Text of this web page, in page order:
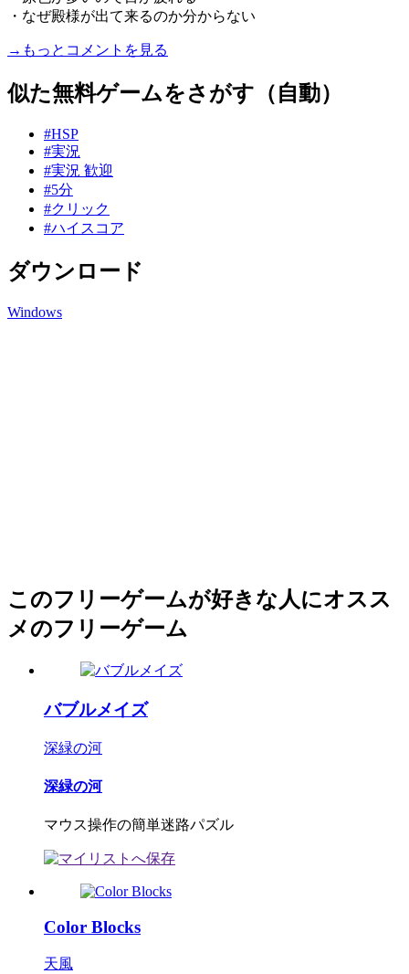
・なぜ殿様が出て来るのか分からない
→もっとコメントを見る
似た無料ゲームをさがす（自動）
#HSP
#実況
#実況 歓迎
#5分
#クリック
#ハイスコア
ダウンロード
Windows
このフリーゲームが好きな人にオスス
メのフリーゲーム
バブルメイズ
深緑の河
深緑の河
マウス操作の簡単迷路パズル
Color Blocks
天風